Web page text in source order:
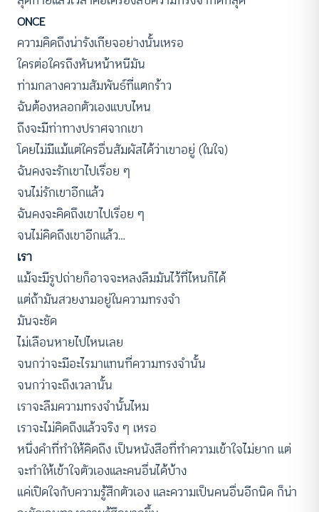
ONCE
ความคิดถึงน่ารังเกียจอย่างนั้นเหรอ
ใครต่อใครถึงหันหน้าหนีมัน
ท่ามกลางความสัมพันธ์ที่แตกร้าว
ฉันต้องหลอกตัวเองแบบไหน
ถึงจะมีท่าทางปราศจากเขา
โดยไม่มีแม้แต่ใครอื่นสัมผัสได้ว่าเขาอยู่ (ในใจ)
ฉันคงจะรักเขาไปเรื่อย ๆ
จนไม่รักเขาอีกแล้ว
ฉันคงจะคิดถึงเขาไปเรื่อย ๆ
จนไม่คิดถึงเขาอีกแล้ว…
เรา
แม้จะมีรูปถ่ายก็อาจจะหลงลืมมันไว้ที่ไหนก็ได้
แต่ถ้ามันสวยงามอยู่ในความทรงจำ
มันจะชัด
ไม่เลือนหายไปไหนเลย
จนกว่าจะมีอะไรมาแทนที่ความทรงจำนั้น
จนกว่าจะถึงเวลานั้น
เราจะลืมความทรงจำนั้นไหม
เราจะไม่คิดถึงแล้วจริง ๆ เหรอ
หนึ่งคำที่ทำให้คิดถึง เป็นหนังสือที่ทำความเข้าใจไม่ยาก แต่
จะทำให้เข้าใจตัวเองและคนอื่นได้บ้าง
แค่เปิดใจกับความรู้สึกตัวเอง และความเป็นคนอื่นอีกนิด ก็น่า